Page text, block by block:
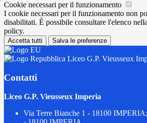
Cookie necessari per il funzionamento
I cookie necessari per il funzionamento non
disabilitati. È possibile consultare l'elenco
policy.
Accetta tutti Salva le preferenze
Liceo G.P. Vieusseux
Contatti
Liceo G.P. Vieusseux Imperia
Via Terre Bianche 1 - 18100